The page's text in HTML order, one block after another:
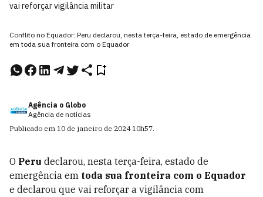
vai reforçar vigilância militar
Conflito no Equador: Peru declarou, nesta terça-feira, estado de emergência
em toda sua fronteira com o Equador
Agência o Globo
Agência de notícias
Publicado em 10 de janeiro de 2024 10h57.
O Peru declarou, nesta terça-feira, estado de
emergência em toda sua fronteira com o Equador
e declarou que vai reforçar a vigilância com